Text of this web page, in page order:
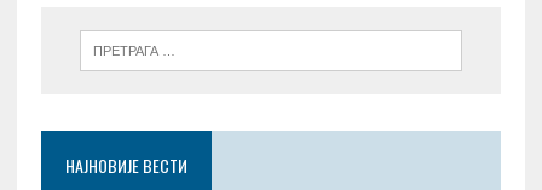
НАЈНОВИЈЕ ВЕСТИ